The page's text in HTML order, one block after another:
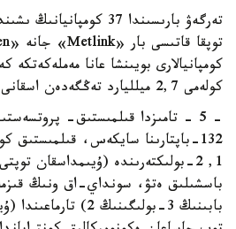
تەرگەۋ بارىسىندا 37
كومپانيالارى بويىنشا عانا مەملەكەتكە
كولەمى 2,7 ميلليارد تەڭگەدەن اسقانى انىقتالدى.
1, 2-بولىكتەرىندە (ۇيىمداسقان
بابىنىڭ 3-بولىگىنىڭ